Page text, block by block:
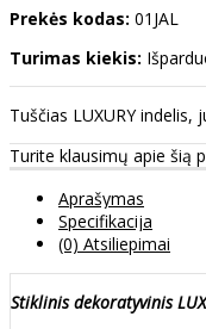
Prekės kodas: 01JAL
Turimas kiekis:
Tuščias LUXURY
Turite klausimų apie šią
Aprašymas
Specifikacija
(0) Atsiliepimai
Stiklinis dekoratyvinis